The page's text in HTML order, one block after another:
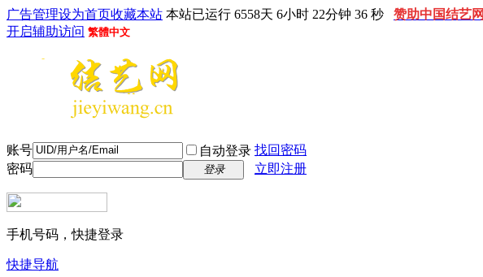
广告管理设为首页收藏本站 本站已运行 6558天 6小时 22分钟 37 秒 赞助中国结艺网
开启辅助访问 繁體中文
账号 自动登录 找回密码
密码
登录 立即注册
手机号码，快捷登录
快捷导航